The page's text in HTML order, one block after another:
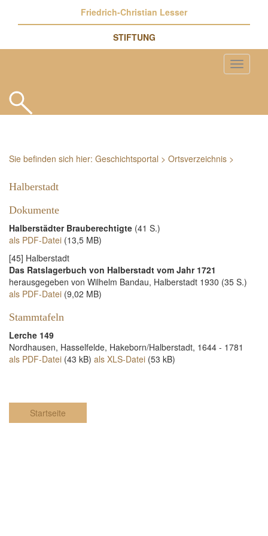
Friedrich-Christian Lesser
STIFTUNG
Sie befinden sich hier: Geschichtsportal > Ortsverzeichnis >
Halberstadt
Dokumente
Halberstädter Brauberechtigte (41 S.)
als PDF-Datei (13,5 MB)
[45] Halberstadt
Das Ratslagerbuch von Halberstadt vom Jahr 1721
herausgegeben von Wilhelm Bandau, Halberstadt 1930 (35 S.)
als PDF-Datei (9,02 MB)
Stammtafeln
Lerche 149
Nordhausen, Hasselfelde, Hakeborn/Halberstadt, 1644 - 1781
als PDF-Datei (43 kB) als XLS-Datei (53 kB)
Startseite